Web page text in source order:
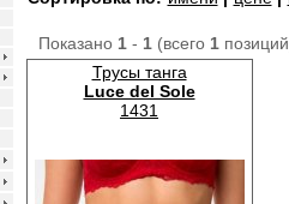
Показано 1- 1(всего 1
Трусы танга
Luce del Sole
1431